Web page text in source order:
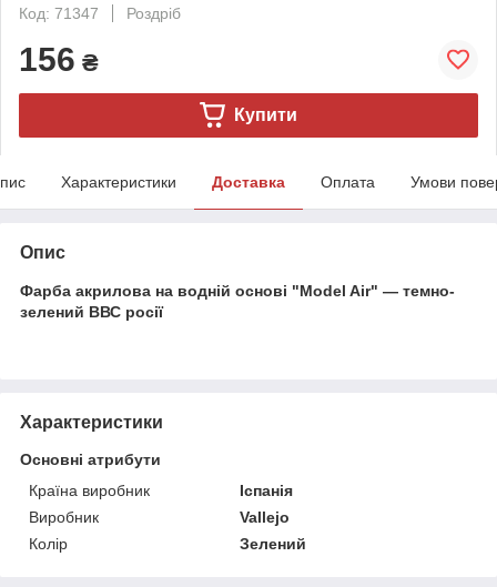
Код: 71347
Роздріб
156 ₴
Купити
Характеристики Доставка Оплата Умови
Опис
Фарба акрилова на водній основі "Model Air" — темно-
зелений ВВС росії
Характеристики
Основні атрибути
Країна виробник
Іспанія
Виробник
Vallejo
Колір
Зелений